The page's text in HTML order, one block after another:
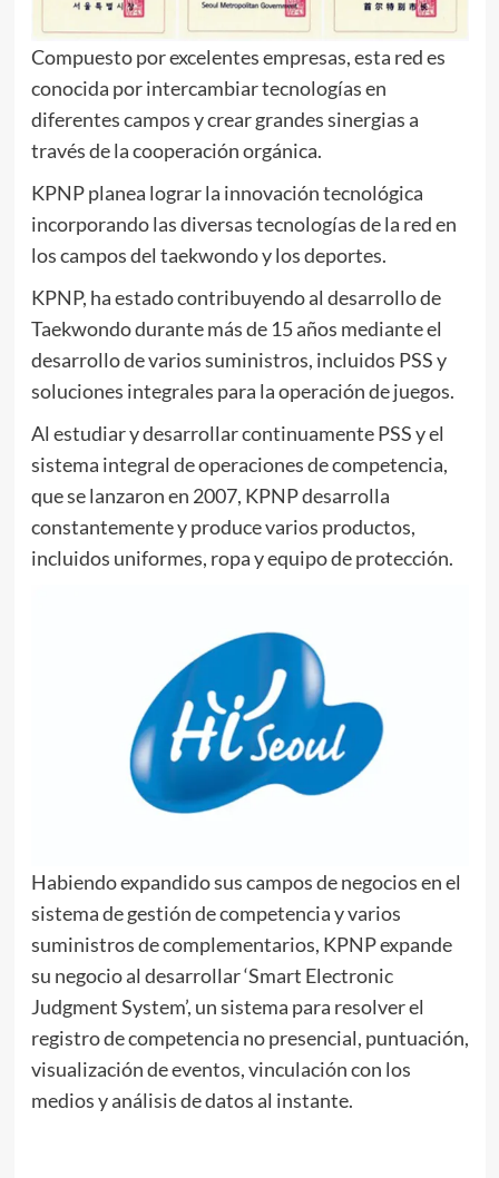
Compuesto por excelentes empresas, esta red es
conocida por intercambiar tecnologías en
diferentes campos y crear grandes sinergias a
través de la cooperación orgánica.
KPNP planea lograr la innovación tecnológica
incorporando las diversas tecnologías de la red en
los campos del taekwondo y los deportes.
KPNP, ha estado contribuyendo al desarrollo de
Taekwondo durante más de 15 años mediante el
desarrollo de varios suministros, incluidos PSS y
soluciones integrales para la operación de juegos.
Al estudiar y desarrollar continuamente PSS y el
sistema integral de operaciones de competencia,
que se lanzaron en 2007, KPNP desarrolla
constantemente y produce varios productos,
incluidos uniformes, ropa y equipo de protección.
Habiendo expandido sus campos de negocios en el
sistema de gestión de competencia y varios
suministros de complementarios, KPNP expande
su negocio al desarrollar ‘Smart Electronic
Judgment System’, un sistema para resolver el
registro de competencia no presencial, puntuación,
visualización de eventos, vinculación con los
medios y análisis de datos al instante.